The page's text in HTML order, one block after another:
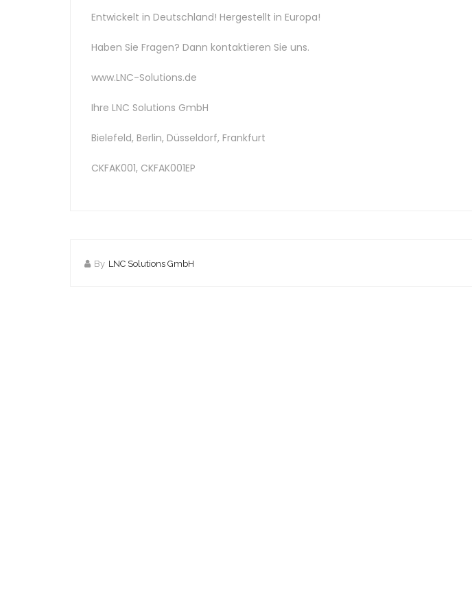
Entwickelt in Deutschland! Hergestellt in Europa!
Haben Sie Fragen? Dann kontaktieren Sie uns.
www.LNC-Solutions.de
Ihre LNC Solutions GmbH
Bielefeld, Berlin, Düsseldorf, Frankfurt
CKFAK001, CKFAK001EP
By LNC Solutions GmbH